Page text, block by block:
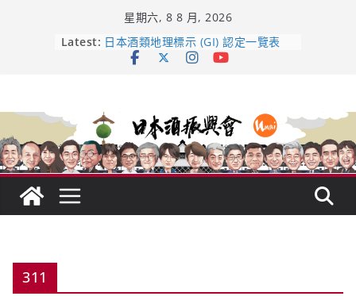
星期六, 8 8 月, 2026
Latest: 龜之井酒造：口說上手 – 山形純米大
吟釀的堅持與傳承 ～ くどき上手
響 𝟭𝟮 年 復活了!
【酒業商戰】130年老酒藏殺入股票
市場！梅乃宿上市背後的密碼
311